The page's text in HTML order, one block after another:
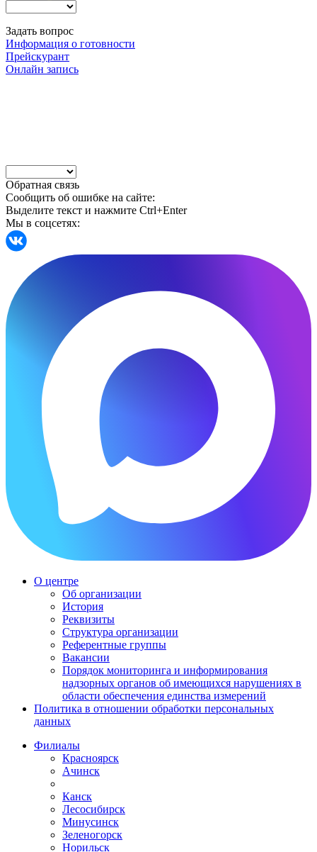
Задать вопрос
Информация о готовности
Прейскурант
Онлайн запись
Обратная связь
Сообщить об ошибке на сайте:
Выделите текст и нажмите Ctrl+Enter
Мы в соцсетях:
О центре
Об организации
История
Реквизиты
Структура организации
Референтные группы
Вакансии
Порядок мониторинга и информирования
надзорных органов об имеющихся нарушениях в
области обеспечения единства измерений
Политика в отношении обработки персональных
данных
Филиалы
Красноярск
Ачинск
Канск
Лесосибирск
Минусинск
Зеленогорск
Норильск